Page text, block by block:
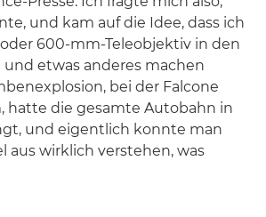
und kam auf die Idee, dass ich
600-mm-Teleobjektiv in den
etwas anderes machen
bei der Falcone
hatte die gesamte Autobahn in
und eigentlich konnte man
aus wirklich verstehen, was